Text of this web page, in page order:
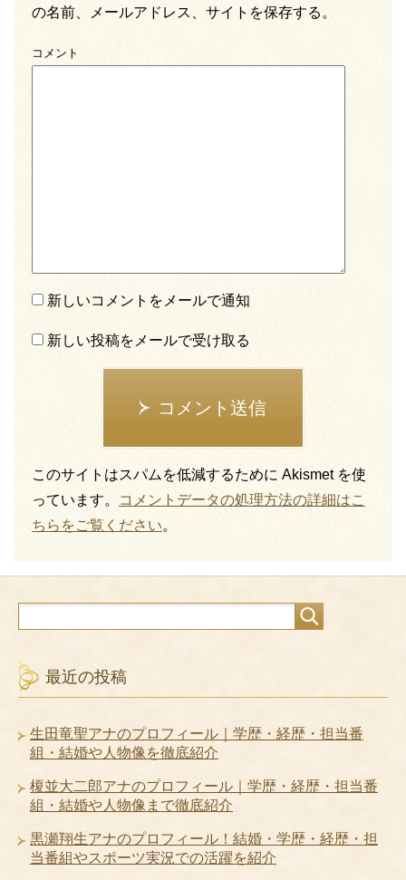
の名前、メールアドレス、サイトを保存する。
コメント
新しいコメントをメールで通知
新しい投稿をメールで受け取る
コメント送信
このサイトはスパムを低減するために Akismet を使
っています。
コメントデータの処理方法の詳細はこ
ちらをご覧ください。
最近の投稿
生田竜聖アナのプロフィール｜学歴・経歴・担当番
組・結婚や人物像を徹底紹介
榎並大二郎アナのプロフィール｜学歴・経歴・担当番
組・結婚や人物像まで徹底紹介
黒瀬翔生アナのプロフィール！結婚・学歴・経歴・担
当番組やスポーツ実況での活躍を紹介